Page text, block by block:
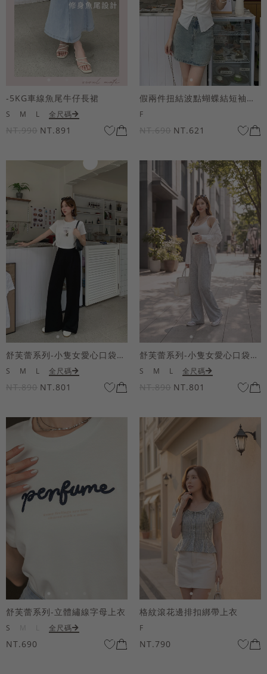
-5KG車線魚尾牛仔長裙
S M L 全尺碼
NT.990 NT.891
假兩件扭結波點蝴蝶結短袖上衣
F
NT.690 NT.621
舒芙蕾系列-小隻女愛心口袋寬褲
S M L 全尺碼
NT.890 NT.801
舒芙蕾系列-小隻女愛心口袋寬褲
S M L 全尺碼
NT.890 NT.801
舒芙蕾系列-立體繡線字母上衣
S 全尺碼
NT.690
格紋滾花邊排扣綁帶上衣
F
NT.790